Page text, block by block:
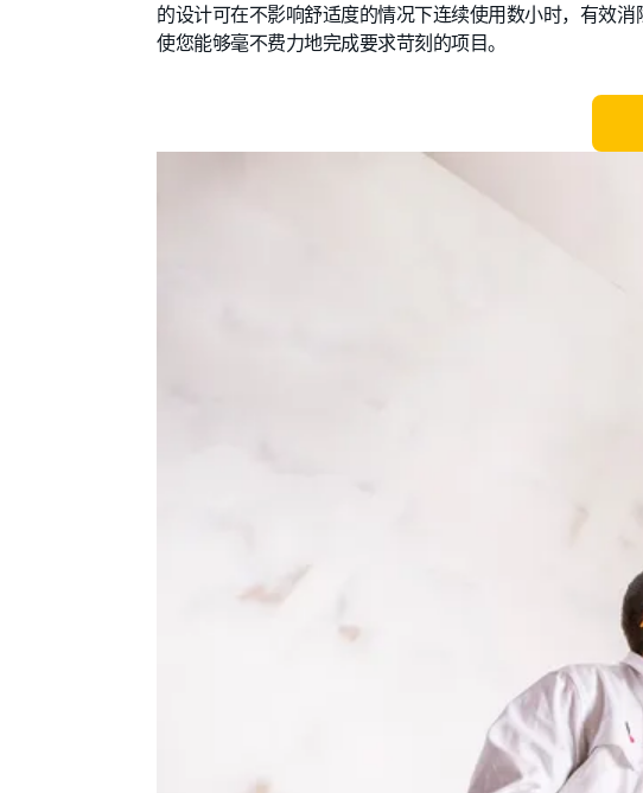
的设计可在不影响舒适度的情况下连续使用数小时，有效
使您能够毫不费力地完成要求苛刻的项目。